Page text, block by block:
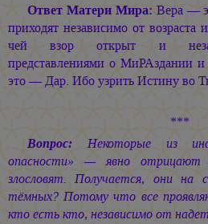
Ответ Матери Мира: Вера —
приходят независимо от
чей взор открыт и
представлениями о МиРАздании
это — Дар. Ибо узрить Истину во
***
Вопрос: Некоторые из
опасности» — явно отрицают
злословят. Получается, они
тёмных? Потому что все
кто есть кто, независимо от